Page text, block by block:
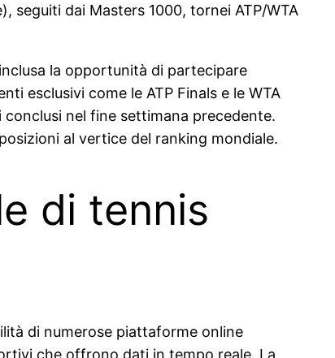
seguiti dai Masters 1000, tornei ATP/WTA
la opportunità di partecipare
esclusivi come le ATP Finals e le WTA
nel fine settimana precedente.
al vertice del ranking mondiale.
di tennis
di numerose piattaforme online
che offrono dati in tempo reale. La